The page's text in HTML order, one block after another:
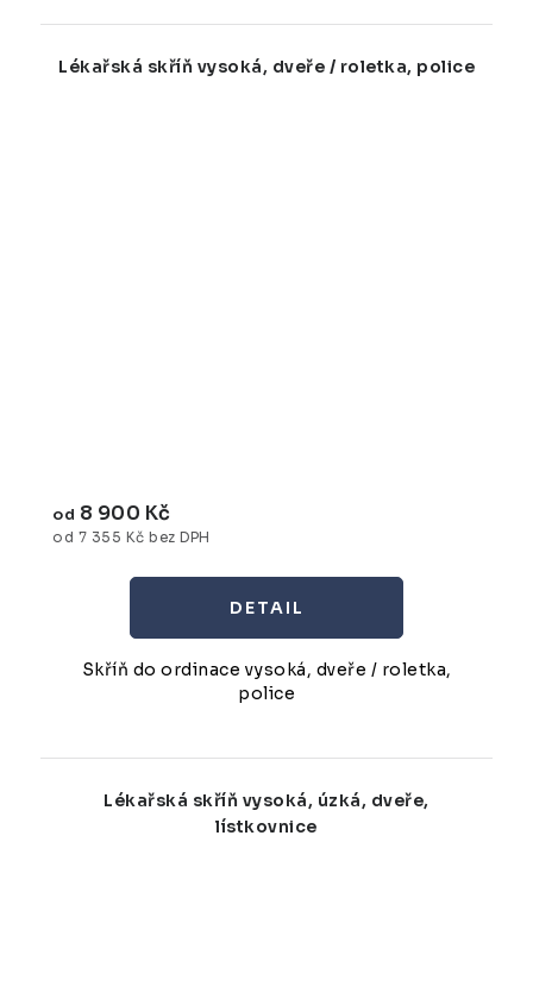
Lékařská skříň vysoká, dveře / roletka, police
od 7 355 Kč bez DPH
od 8 900 Kč
Skříň do ordinace vysoká, dveře / roletka,
police
Lékařská skříň vysoká, úzká, dveře,
lístkovnice